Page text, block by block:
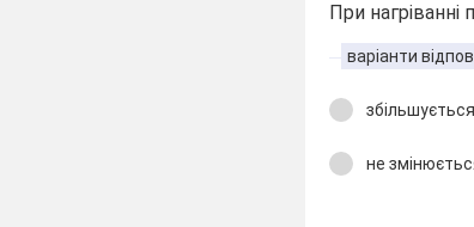
При нагріванні
варіанти
збільшується
не